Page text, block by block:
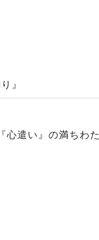
』
心遣い』の満ち